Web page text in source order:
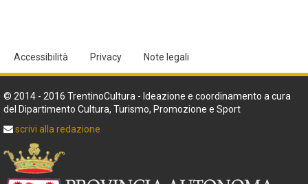
Accessibilità Privacy Note legali
© 2014 - 2016 TrentinoCultura - Ideazione e coordinamento a cura
del Dipartimento Cultura, Turismo, Promozione e Sport
scrivi alla redazione